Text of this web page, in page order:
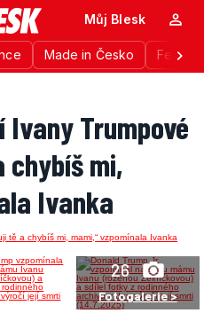
Made in Česko
Můj Blesk
Trumpové
chybíš mi,
Ivanka
26
Fotogalerie >